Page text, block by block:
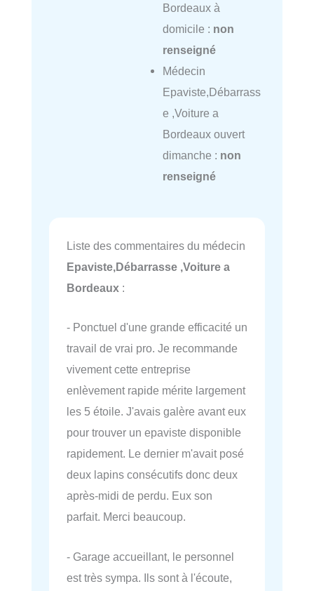
Bordeaux à
domicile : non
renseigné
Médecin
Epaviste,Débarrass
e ,Voiture a
Bordeaux ouvert
dimanche : non
renseigné
Liste des commentaires du médecin
Epaviste,Débarrasse ,Voiture a
Bordeaux :
- Ponctuel d'une grande efficacité un
travail de vrai pro. Je recommande
vivement cette entreprise
enlèvement rapide mérite largement
les 5 étoile. J'avais galère avant eux
pour trouver un epaviste disponible
rapidement. Le dernier m'avait posé
deux lapins consécutifs donc deux
après-midi de perdu. Eux son
parfait. Merci beaucoup.
- Garage accueillant, le personnel
est très sympa. Ils sont à l'écoute,